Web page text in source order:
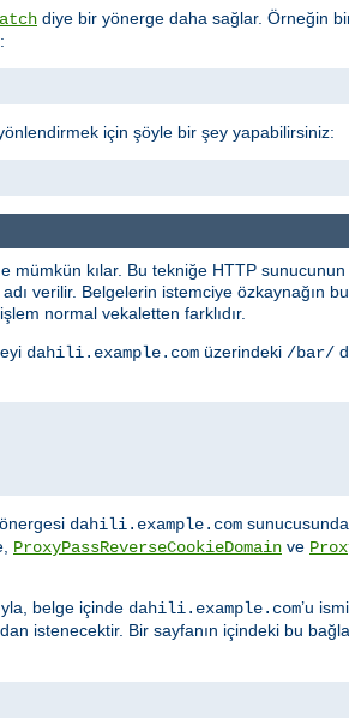
diye bir yönerge daha sağlar. Örneğin
için şöyle bir şey yapabilirsiniz:
kılar. Bu tekniğe HTTP
adı verilir. Belgelerin istemciye özkaynağın
normal vekaletten farklıdır.
dahili.example.com üzerindeki /bar/
dahili.example.com
ProxyPassReverseCookieDomain ve
belge içinde dahili.example.com’u
istenecektir. Bir sayfanın içindeki bu